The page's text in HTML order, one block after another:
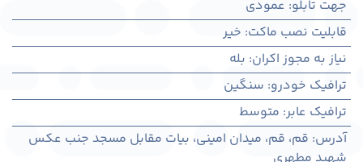
جهت تابلو: عمودی
قابلیت نصب ماکت: خیر
نیاز به مجوز اکران: بله
ترافیک خودرو: سنگین
ترافیک عابر: متوسط
آدرس: قم، قم، میدان امینی، بیات مقابل مسجد جنب عکس